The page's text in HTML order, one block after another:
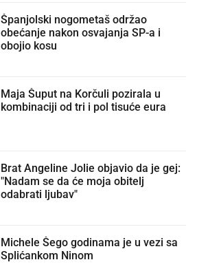
Španjolski nogometaš održao
obećanje nakon osvajanja SP-a i
obojio kosu
Maja Šuput na Korčuli pozirala u
kombinaciji od tri i pol tisuće eura
Brat Angeline Jolie objavio da je gej:
"Nadam se da će moja obitelj
odabrati ljubav"
Michele Šego godinama je u vezi sa
Splićankom Ninom